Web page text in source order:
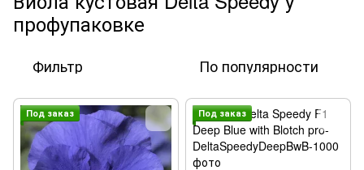
профупаковке
Фильтр По популярности
Под заказ Под заказ